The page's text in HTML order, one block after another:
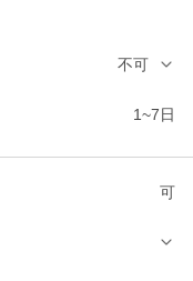
不可
1~7日
可